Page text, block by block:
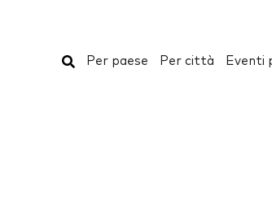
Cerca
Per paese Per città Eventi